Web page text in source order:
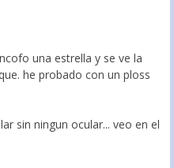
una estrella y se ve la
he probado con un ploss
sin ningun ocular... veo en el